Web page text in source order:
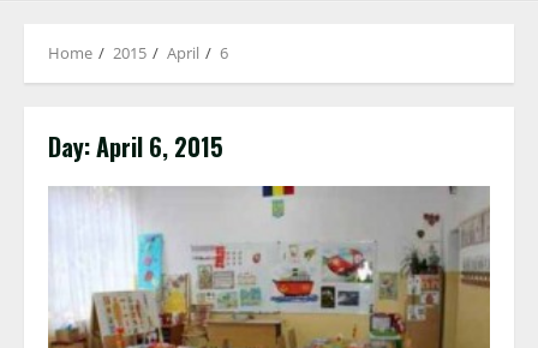
Home 2015 April 6
Day:April 6, 2015